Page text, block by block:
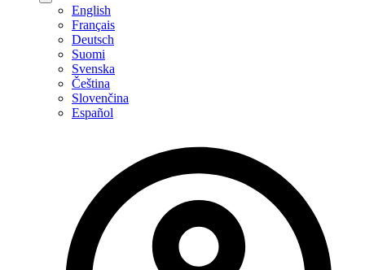
English
Français
Deutsch
Suomi
Svenska
Čeština
Slovenčina
Español